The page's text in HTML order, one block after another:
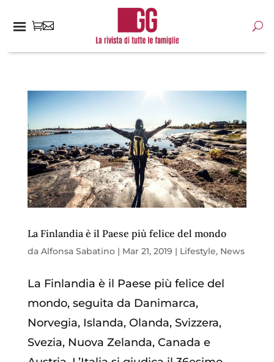
La Finlandia è il Paese più felice del mondo
da Alfonsa Sabatino| Mar 21, 2019 | Lifestyle, News
La Finlandia è il Paese più felice del
mondo, seguita da Danimarca,
Norvegia, Islanda, Olanda, Svizzera,
Svezia, Nuova Zelanda, Canada e